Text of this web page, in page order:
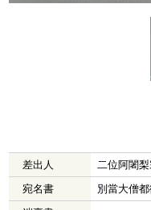
差出人
二位阿闍
宛名書
別當大僧